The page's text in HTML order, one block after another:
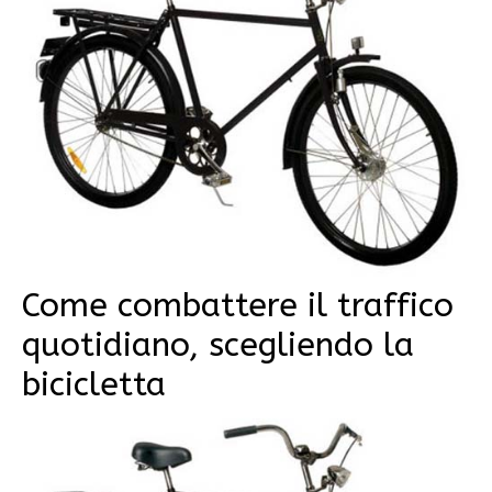
Come combattere il traffico
quotidiano, scegliendo la
bicicletta